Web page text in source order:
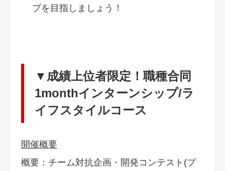
プを目指しましょう！
▼成績上位者限定！職種合同
1monthインターンシップ/ラ
イフスタイルコース
開催概要
概要：チーム対抗企画・開発コンテスト(プ